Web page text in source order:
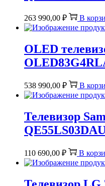
263 990,00 ₽ В
OLED
538 990,00 ₽ В
Телевизор
110 690,00 ₽ В